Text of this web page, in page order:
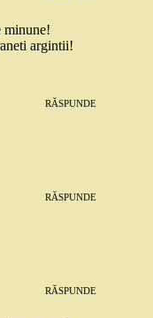
minune!
argintii!
RĂSPUNDE
RĂSPUNDE
RĂSPUNDE